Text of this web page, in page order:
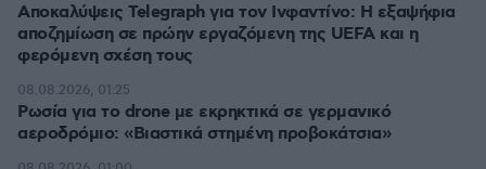
Αποκαλύψεις Telegraph για τον Ινφαντίνο: Η εξαψήφια
αποζημίωση σε πρώην εργαζόμενη της UEFA και η
φερόμενη σχέση τους
Ρωσία για το drone με εκρηκτικά σε γερμανικό
αεροδρόμιο: «Βιαστικά στημένη προβοκάτσια»
08.08.2026, 01:25